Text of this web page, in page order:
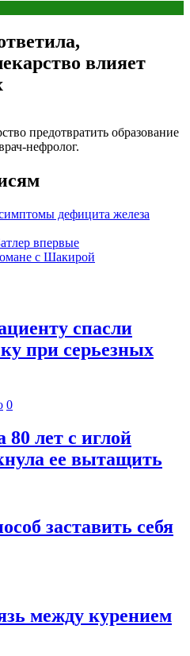
влияет
предотвратить образование
нефролог.
дефицита железа
впервые
с Шакирой
спасли
при серьезных
0
лет с иглой
ее вытащить
заставить себя
между курением